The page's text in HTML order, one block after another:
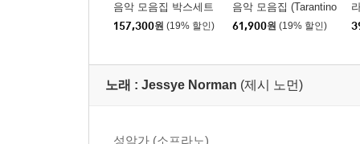
음악 모음집 박스세트
(The Tarantino Experie
nce Box Set) [스플래
157,300원 (19% 할인)
음악 모음집 (Tarantino
Experience) [옐로우 &
레드 컬러 2LP]
61,900원 (19% 할인)
노래 : Jessye Norman (제시 노먼)
성악가 (소프라노)